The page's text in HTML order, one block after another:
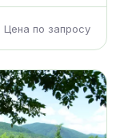
Цена по запросу